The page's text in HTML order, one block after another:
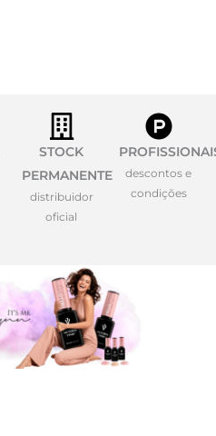
STOCK
PERMANENTE
distribuidor
oficial
descontos e
condições